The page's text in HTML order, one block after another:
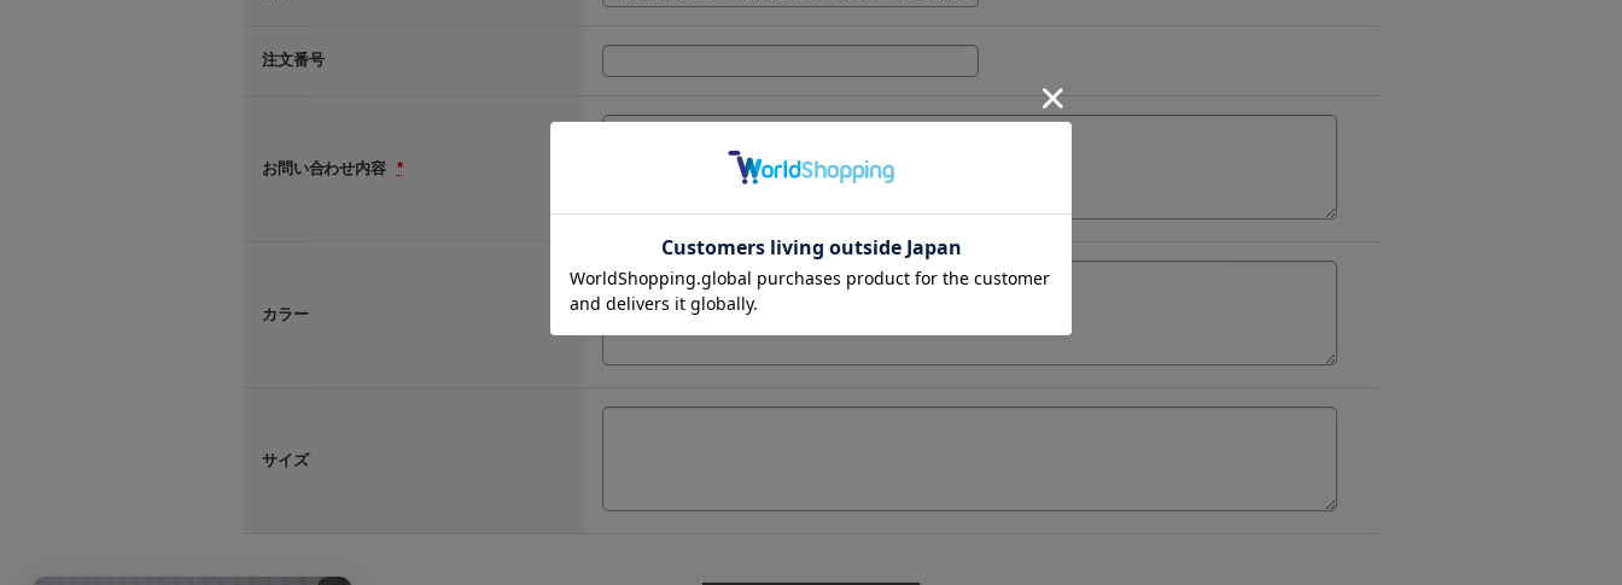
注文番号
お問い合わせ内容 *
カラー
サイズ